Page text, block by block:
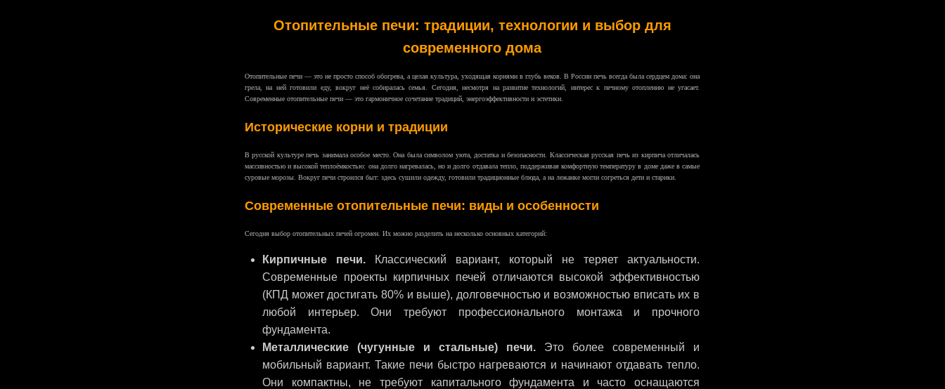
Отопительные печи: традиции, технологии и выбор для
современного дома
Отопительные печи — это не просто способ обогрева, а целая культура, уходящая корнями в глубь веков. В России печь всегда была сердцем дома: она
грела, на ней готовили еду, вокруг неё собиралась семья. Сегодня, несмотря на развитие технологий, интерес к печному отоплению не угасает.
Современные отопительные печи — это гармоничное сочетание традиций, энергоэффективности и эстетики.
Исторические корни и традиции
В русской культуре печь занимала особое место. Она была символом уюта, достатка и безопасности. Классическая русская печь из кирпича отличалась
массивностью и высокой теплоёмкостью: она долго нагревалась, но и долго отдавала тепло, поддерживая комфортную температуру в доме даже в самые
суровые морозы. Вокруг печи строился быт: здесь сушили одежду, готовили традиционные блюда, а на лежанке могли согреться дети и старики.
Современные отопительные печи: виды и особенности
Сегодня выбор отопительных печей огромен. Их можно разделить на несколько основных категорий:
Кирпичные печи. Классический вариант, который не теряет актуальности.
Современные проекты кирпичных печей отличаются высокой эффективностью
(КПД может достигать 80% и выше), долговечностью и возможностью вписать их в
любой интерьер. Они требуют профессионального монтажа и прочного
фундамента.
Металлические (чугунные и стальные) печи. Это более современный и
мобильный вариант. Такие печи быстро нагреваются и начинают отдавать тепло.
Они компактны, не требуют капитального фундамента и часто оснащаются